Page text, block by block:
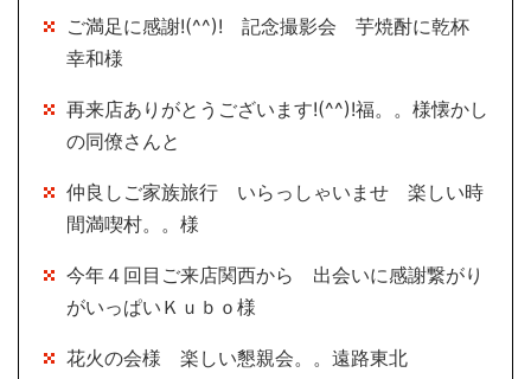
ご満足に感謝!(^^)! 記念撮影会 芋焼酎に乾杯
幸和様
再来店ありがとうございます!(^^)!福。。様懐かし
の同僚さんと
仲良しご家族旅行 いらっしゃいませ 楽しい時
間満喫村。。様
今年４回目ご来店関西から 出会いに感謝繋がり
がいっぱいＫｕｂｏ様
花火の会様 楽しい懇親会。。遠路東北